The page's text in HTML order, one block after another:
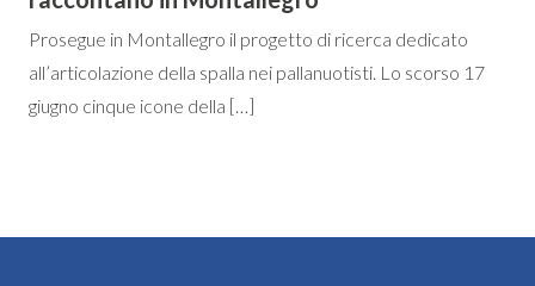
Prosegue in Montallegro il progetto di ricerca dedicato
all’articolazione della spalla nei pallanuotisti. Lo scorso 17
giugno cinque icone della […]